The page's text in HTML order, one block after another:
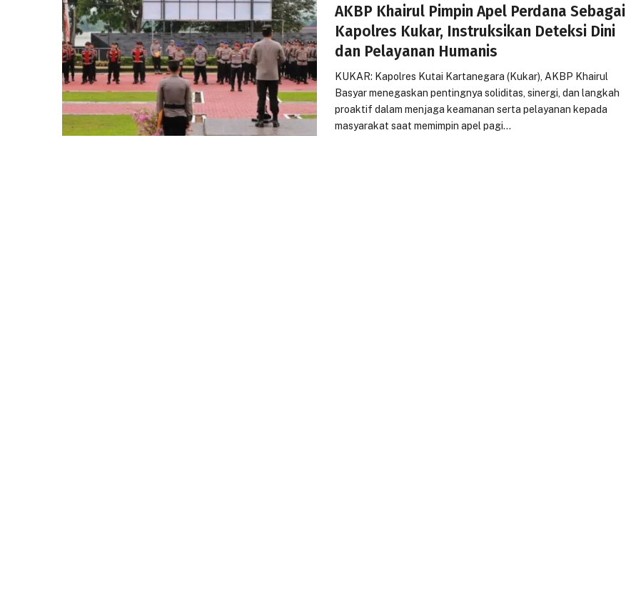
AKBP Khairul Pimpin Apel Perdana Sebagai
Kapolres Kukar, Instruksikan Deteksi Dini
dan Pelayanan Humanis
KUKAR: Kapolres Kutai Kartanegara (Kukar), AKBP Khairul
Basyar menegaskan pentingnya soliditas, sinergi, dan langkah
proaktif dalam menjaga keamanan serta pelayanan kepada
masyarakat saat memimpin apel pagi…